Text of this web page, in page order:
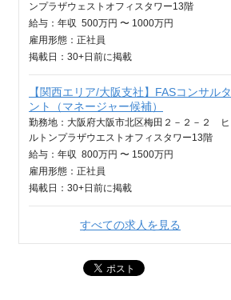
ンプラザウェストオフィスタワー13階
給与： 年収 500万円 〜 1000万円
雇用形態：正社員
掲載日： 30+日 前に掲載
【関西エリア/大阪支社】FASコンサルタ
ント（マネージャー候補）
勤務地：大阪府大阪市北区梅田２－２－２ ヒ
ルトンプラザウエストオフィスタワー13階
給与： 年収 800万円 〜 1500万円
雇用形態：正社員
掲載日： 30+日 前に掲載
すべての求人を見る